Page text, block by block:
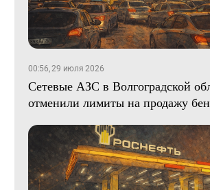
00:56, 29 июля 2026
Сетевые АЗС в Волгоградской
отменили лимиты на продажу